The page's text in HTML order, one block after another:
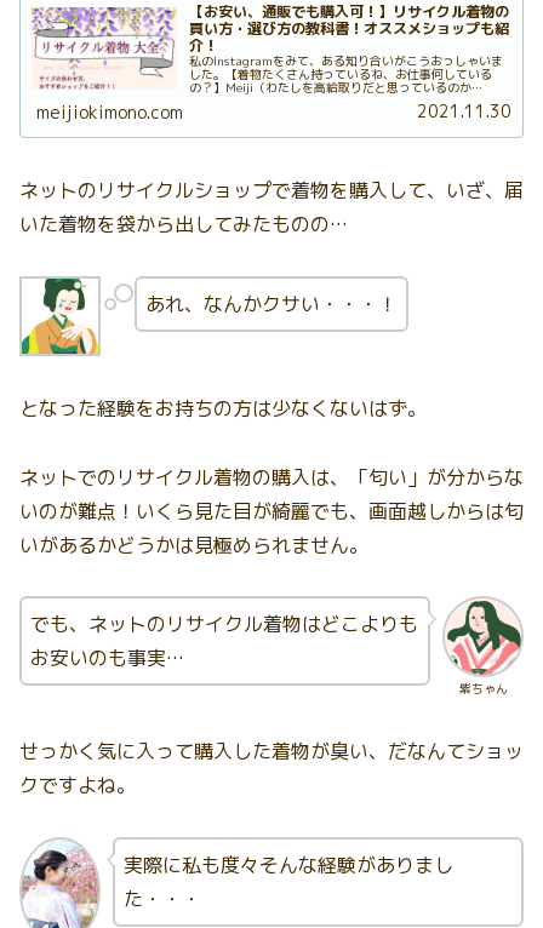
【お安い、通販でも購入可！】リサイクル着物の
買い方・選び方の教科書！オススメショップも紹
介！
私のInstagramをみて、ある知り合いがこうおっしゃいま
した。【着物たくさん持っているね、お仕事何している
の？】Meiji（わたしを高給取りだと思っているのか
な…？？？）いえいえ、とんでもない！私は極普通のOLで
meijiokimono.com 2021.11.30
ネットのリサイクルショップで着物を購入して、いざ、届
いた着物を袋から出してみたものの…
あれ、なんかクサい・・・！
となった経験をお持ちの方は少なくないはず。
ネットでのリサイクル着物の購入は、「匂い」が分からな
いのが難点！いくら見た目が綺麗でも、画面越しからは匂
いがあるかどうかは見極められません。
紫ちゃん
でも、ネットのリサイクル着物はどこよりも
お安いのも事実…
せっかく気に入って購入した着物が臭い、だなんてショッ
クですよね。
実際に私も度々そんな経験がありまし
た・・・